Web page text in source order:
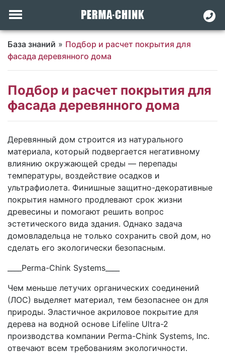
База знаний » Подбор и расчет покрытия для
фасада деревянного дома
Подбор и расчет покрытия для
фасада деревянного дома
Деревянный дом строится из натурального
материала, который подвергается негативному
влиянию окружающей среды — перепады
температуры, воздействие осадков и
ультрафиолета. Финишные защитно-декоративные
покрытия намного продлевают срок жизни
древесины и помогают решить вопрос
эстетического вида здания. Однако задача
домовладельца не только сохранить свой дом, но
сделать его экологически безопасным.
____Perma-Chink Systems____
Чем меньше летучих органических соединений
(ЛОС) выделяет материал, тем безопаснее он для
природы. Эластичное акриловое покрытие для
дерева на водной основе Lifeline Ultra-2
производства компании Perma-Chink Systems, Inc.
отвечают всем требованиям экологичности.